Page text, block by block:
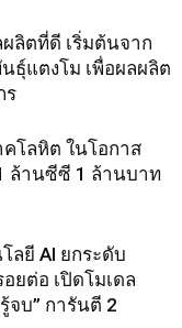
ลิตที่ดี เริ่มต้นจาก
ธุ์แตงโม เพื่อผลผลิต
ร
คโลหิต ในโอกาส
ล้านซีซี 1 ล้านบาท
ลยี AI ยกระดับ
ยต่อ เปิดโมเดล
จบ” การันตี 2